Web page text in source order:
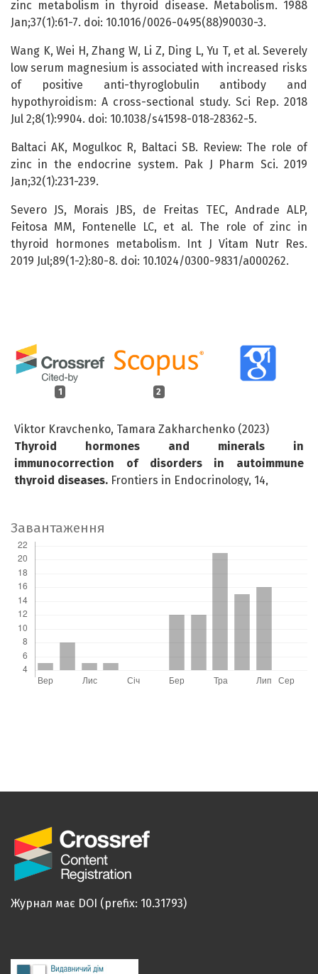
1 2
Viktor Kravchenko, Tamara Zakharchenko (2023)
Thyroid hormones and minerals in
immunocorrection of disorders in autoimmune
thyroid diseases. Frontiers in Endocrinology, 14,
Kravchenko V.I. (2023)
Elemental support of the population of Ukraine and
its importance in thyroid pathology.
28(2),
10.31793/1680-1466.2023.28-2.120
zinc metabolism in thyroid disease. Metabolism. 1988
Jan;37(1):61-7. doi: 10.1016/0026-0495(88)90030-3.
Wang K, Wei H, Zhang W, Li Z, Ding L, Yu T, et al. Severely
low serum magnesium is associated with increased risks
of positive anti-thyroglobulin antibody and
hypothyroidism: A cross-sectional study. Sci Rep. 2018
Jul 2;8(1):9904. doi: 10.1038/s41598-018-28362-5.
Baltaci AK, Mogulkoc R, Baltaci SB. Review: The role of
zinc in the endocrine system. Pak J Pharm Sci. 2019
Jan;32(1):231-239.
Severo JS, Morais JBS, de Freitas TEC, Andrade ALP,
Feitosa MM, Fontenelle LC, et al. The role of zinc in
thyroid hormones metabolism. Int J Vitam Nutr Res.
2019 Jul;89(1-2):80-8. doi: 10.1024/0300-9831/a000262.
Завантаження
Журнал має DOI (prefix: 10.31793)